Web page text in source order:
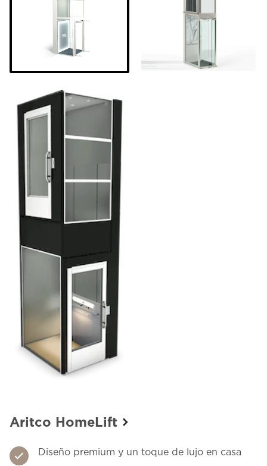
Aritco HomeLift
Diseño premium y un toque de lujo en casa